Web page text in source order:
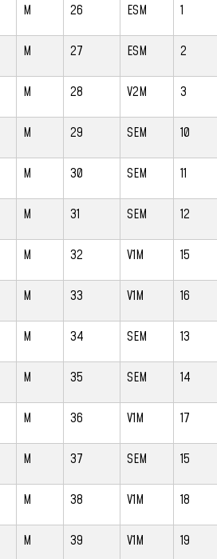
M 26 ESM 1
M 27 ESM 2
M 28 V2M 3
M 29 SEM 10
M 30 SEM 11
M 31 SEM 12
M 32 V1M 15
M 33 V1M 16
M 34 SEM 13
M 35 SEM 14
M 36 V1M 17
M 37 SEM 15
M 38 V1M 18
M 39 V1M 19